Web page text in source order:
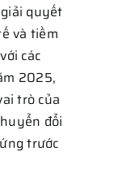
quyết
và tiềm
các
2025,
trò của
đổi
trước